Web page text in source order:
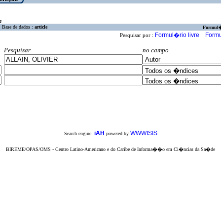
Base de dados : article
Pesquisar por : Formul�rio livre
Pesquisar
no campo
Search engine: iAH powered by WWWISIS
BIREME/OPAS/OMS - Centro Latino-Americano e do Caribe de Informa��o em Ci�ncias da Sa�de